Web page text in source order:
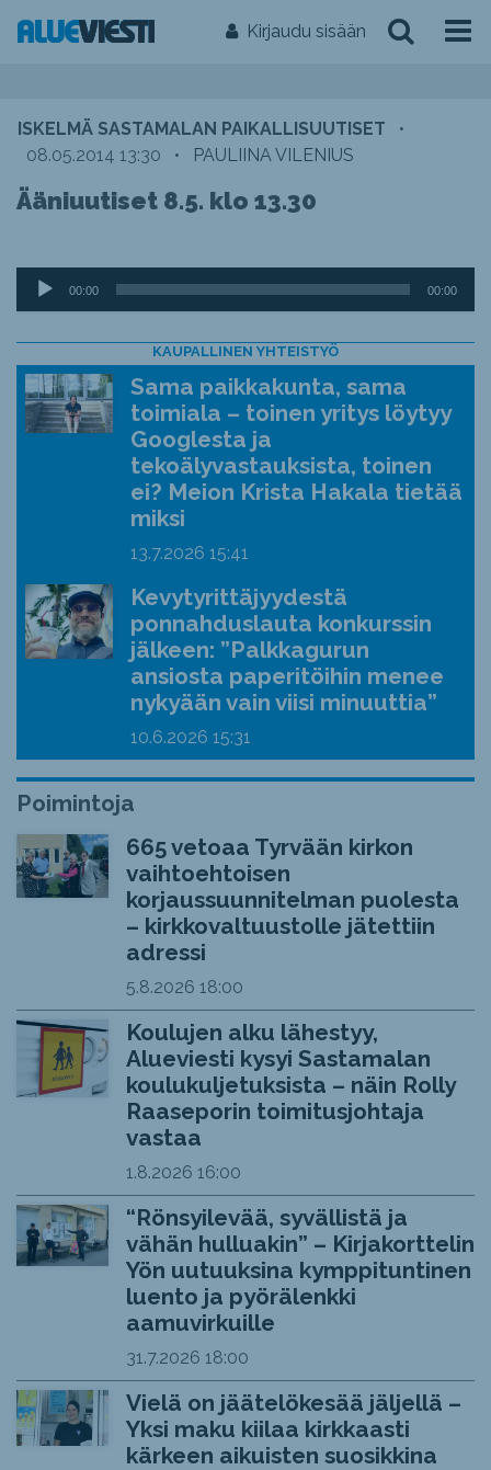
Kirjaudu sisään
ISKELMÄ SASTAMALAN PAIKALLISUUTISET
•
08.05.2014 13:30
• PAULIINA VILENIUS
Ääniuutiset 8.5. klo 13.30
Äänitoistin
00:00 00:00
KAUPALLINEN YHTEISTYÖ
Sama paikkakunta, sama
toimiala – toinen yritys löytyy
Googlesta ja
tekoälyvastauksista, toinen
ei? Meion Krista Hakala tietää
miksi
13.7.2026 15:41
Kevytyrittäjyydestä
ponnahduslauta konkurssin
jälkeen: ”Palkkagurun
ansiosta paperitöihin menee
nykyään vain viisi minuuttia”
10.6.2026 15:31
Poimintoja
665 vetoaa Tyrvään kirkon
vaihtoehtoisen
korjaussuunnitelman puolesta
– kirkkovaltuustolle jätettiin
adressi
5.8.2026 18:00
Koulujen alku lähestyy,
Alueviesti kysyi Sastamalan
koulukuljetuksista – näin Rolly
Raaseporin toimitusjohtaja
vastaa
1.8.2026 16:00
“Rönsyilevää, syvällistä ja
vähän hulluakin” – Kirjakorttelin
Yön uutuuksina kymppituntinen
luento ja pyörälenkki
aamuvirkuille
31.7.2026 18:00
Vielä on jäätelökesää jäljellä –
Yksi maku kiilaa kirkkaasti
kärkeen aikuisten suosikkina